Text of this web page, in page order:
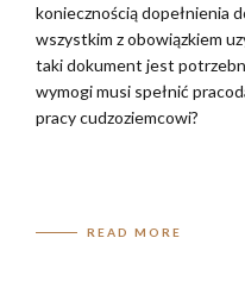
koniecznością dopełnienia
wszystkim z obowiązkiem
taki dokument jest
wymogi musi spełnić
pracy cudzoziemcowi?
READ MORE